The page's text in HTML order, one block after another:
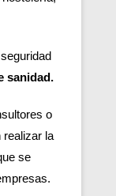
sanidad.
o
realizar la
se